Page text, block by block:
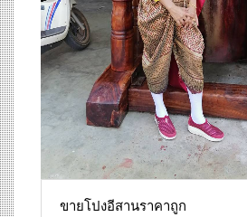
ขายโปงอีสานราคาถูก